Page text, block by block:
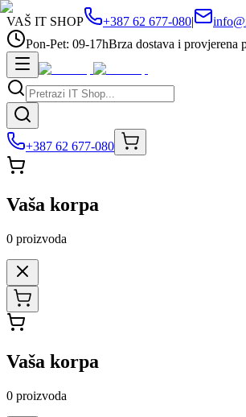
VAŠ IT SHOP +387 62 677-080|
Pon-Pet: 09-17hBrza dostava i provjerena
+387 62 677-080
Vaša korpa
0 proizvoda
Vaša korpa
0 proizvoda